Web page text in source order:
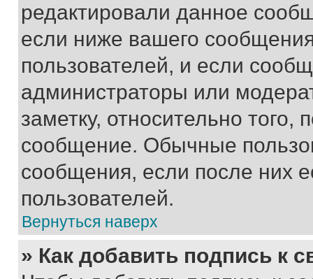
редактировали данное
если ниже вашего
пользователей, и если
администраторы или
заметку, относительно
сообщение. Обычные
сообщения, если после них
пользователей.
Вернуться наверх
» Как добавить подпись к